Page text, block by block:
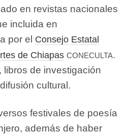
en revistas nacionales
incluida en
por el Consejo Estatal
de Chiapas coneculta.
de investigación
cultural.
festivales de poesía
además de haber